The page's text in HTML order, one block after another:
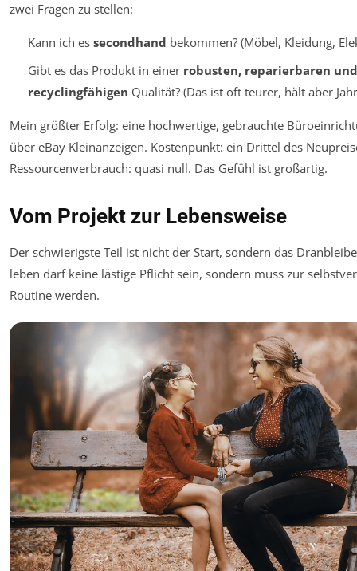
zwei Fragen zu stellen:
Kann ich es secondhand bekommen? (Möbel, Kleidung,
Gibt es das Produkt in einer robusten, reparierbaren und
recyclingfähigen Qualität? (Das ist oft teurer, hält aber
Mein größter Erfolg: eine hochwertige, gebrauchte
über eBay Kleinanzeigen. Kostenpunkt: ein Drittel des
Ressourcenverbrauch: quasi null. Das Gefühl ist großartig.
Vom Projekt zur Lebensweise
Der schwierigste Teil ist nicht der Start, sondern das
leben darf keine lästige Pflicht sein, sondern muss zur
Routine werden.